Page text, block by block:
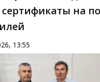
на
13:55